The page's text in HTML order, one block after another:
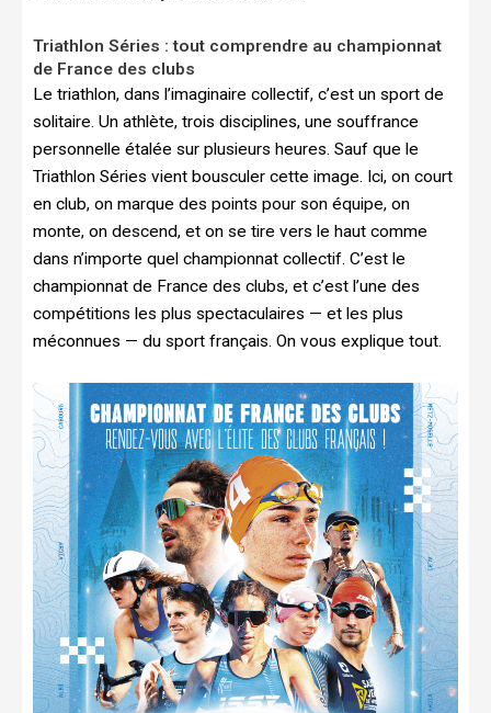
Triathlon Séries : tout comprendre au championnat
de France des clubs
Le triathlon, dans l’imaginaire collectif, c’est un sport de
solitaire. Un athlète, trois disciplines, une souffrance
personnelle étalée sur plusieurs heures. Sauf que le
Triathlon Séries vient bousculer cette image. Ici, on court
en club, on marque des points pour son équipe, on
monte, on descend, et on se tire vers le haut comme
dans n’importe quel championnat collectif. C’est le
championnat de France des clubs, et c’est l’une des
compétitions les plus spectaculaires — et les plus
méconnues — du sport français. On vous explique tout.